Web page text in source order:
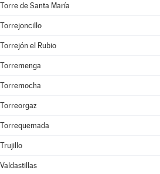
Torre de Santa María
Torrejoncillo
Torrejón el Rubio
Torremenga
Torremocha
Torreorgaz
Torrequemada
Trujillo
Valdastillas